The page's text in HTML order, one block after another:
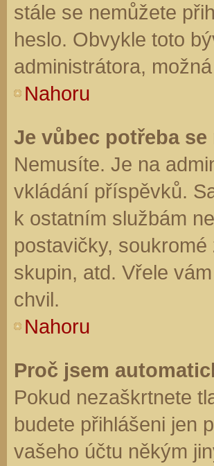
stále se nemůžete
heslo. Obvykle toto
administrátora,
Nahoru
Je vůbec potřeba
Nemusíte. Je na
vkládání příspěvků.
k ostatním službám
postavičky,
skupin, atd. Vřele
chvil.
Nahoru
Proč jsem
Pokud nezaškrtnete
budete přihlášeni jen
vašeho účtu někým